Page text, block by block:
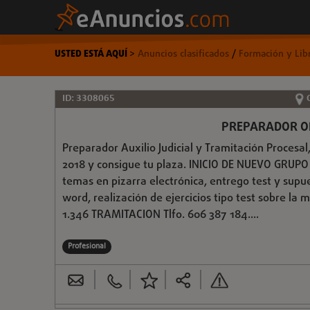
USTED ESTÁ AQUÍ> Anuncios clasificados/ Formación y
ID: 3308065
PREPARADOR
Preparador Auxilio Judicial y Tramitación Procesal,
2018 y consigue tu plaza. INICIO DE NUEVO
temas en pizarra electrónica, entrego test y
word, realización de ejercicios tipo test sobre la
1.346 TRAMITACION Tlfo. 606 387 184....
Profesional